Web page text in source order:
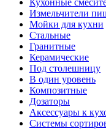
Измельчители
Мойки для кухни
Стальные
Гранитные
Керамические
Под столешницу
В один уровень
Композитные
Дозаторы
Аксессуары к
Системы